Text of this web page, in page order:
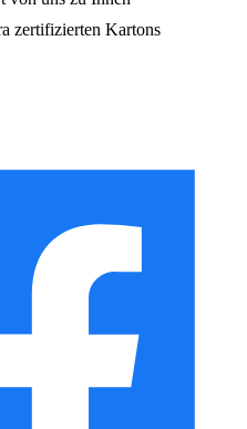
zertifizierten Kartons